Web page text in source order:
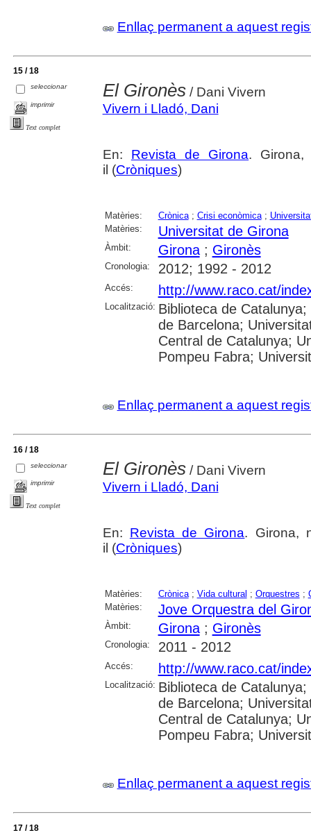
Enllaç permanent a aquest
15 / 18
seleccionar
imprimir
Text complet
El Gironès/ Dani Vivern
Vivern i Lladó, Dani
En: Revista de Girona.
il (Cròniques)
Matèries: Crònica; Crisi econòmica;
Matèries:
Universitat de Girona
Àmbit: Girona; Gironès
Cronologia: 2012; 1992 - 2012
Accés: http://www.raco.cat/
Localització: Biblioteca de
de Barcelona;
Central de Catalunya;
Pompeu Fabra;
Enllaç permanent a aquest
16 / 18
seleccionar
imprimir
Text complet
El Gironès/ Dani Vivern
Vivern i Lladó, Dani
En: Revista de Girona. Girona,
il (Cròniques)
Matèries: Crònica; Vida cultural ; Orquestres ;
Matèries:
Jove Orquestra del
Àmbit: Girona; Gironès
Cronologia: 2011 - 2012
Accés: http://www.raco.cat/
Localització: Biblioteca de
de Barcelona;
Central de Catalunya;
Pompeu Fabra;
Enllaç permanent a aquest
17 / 18